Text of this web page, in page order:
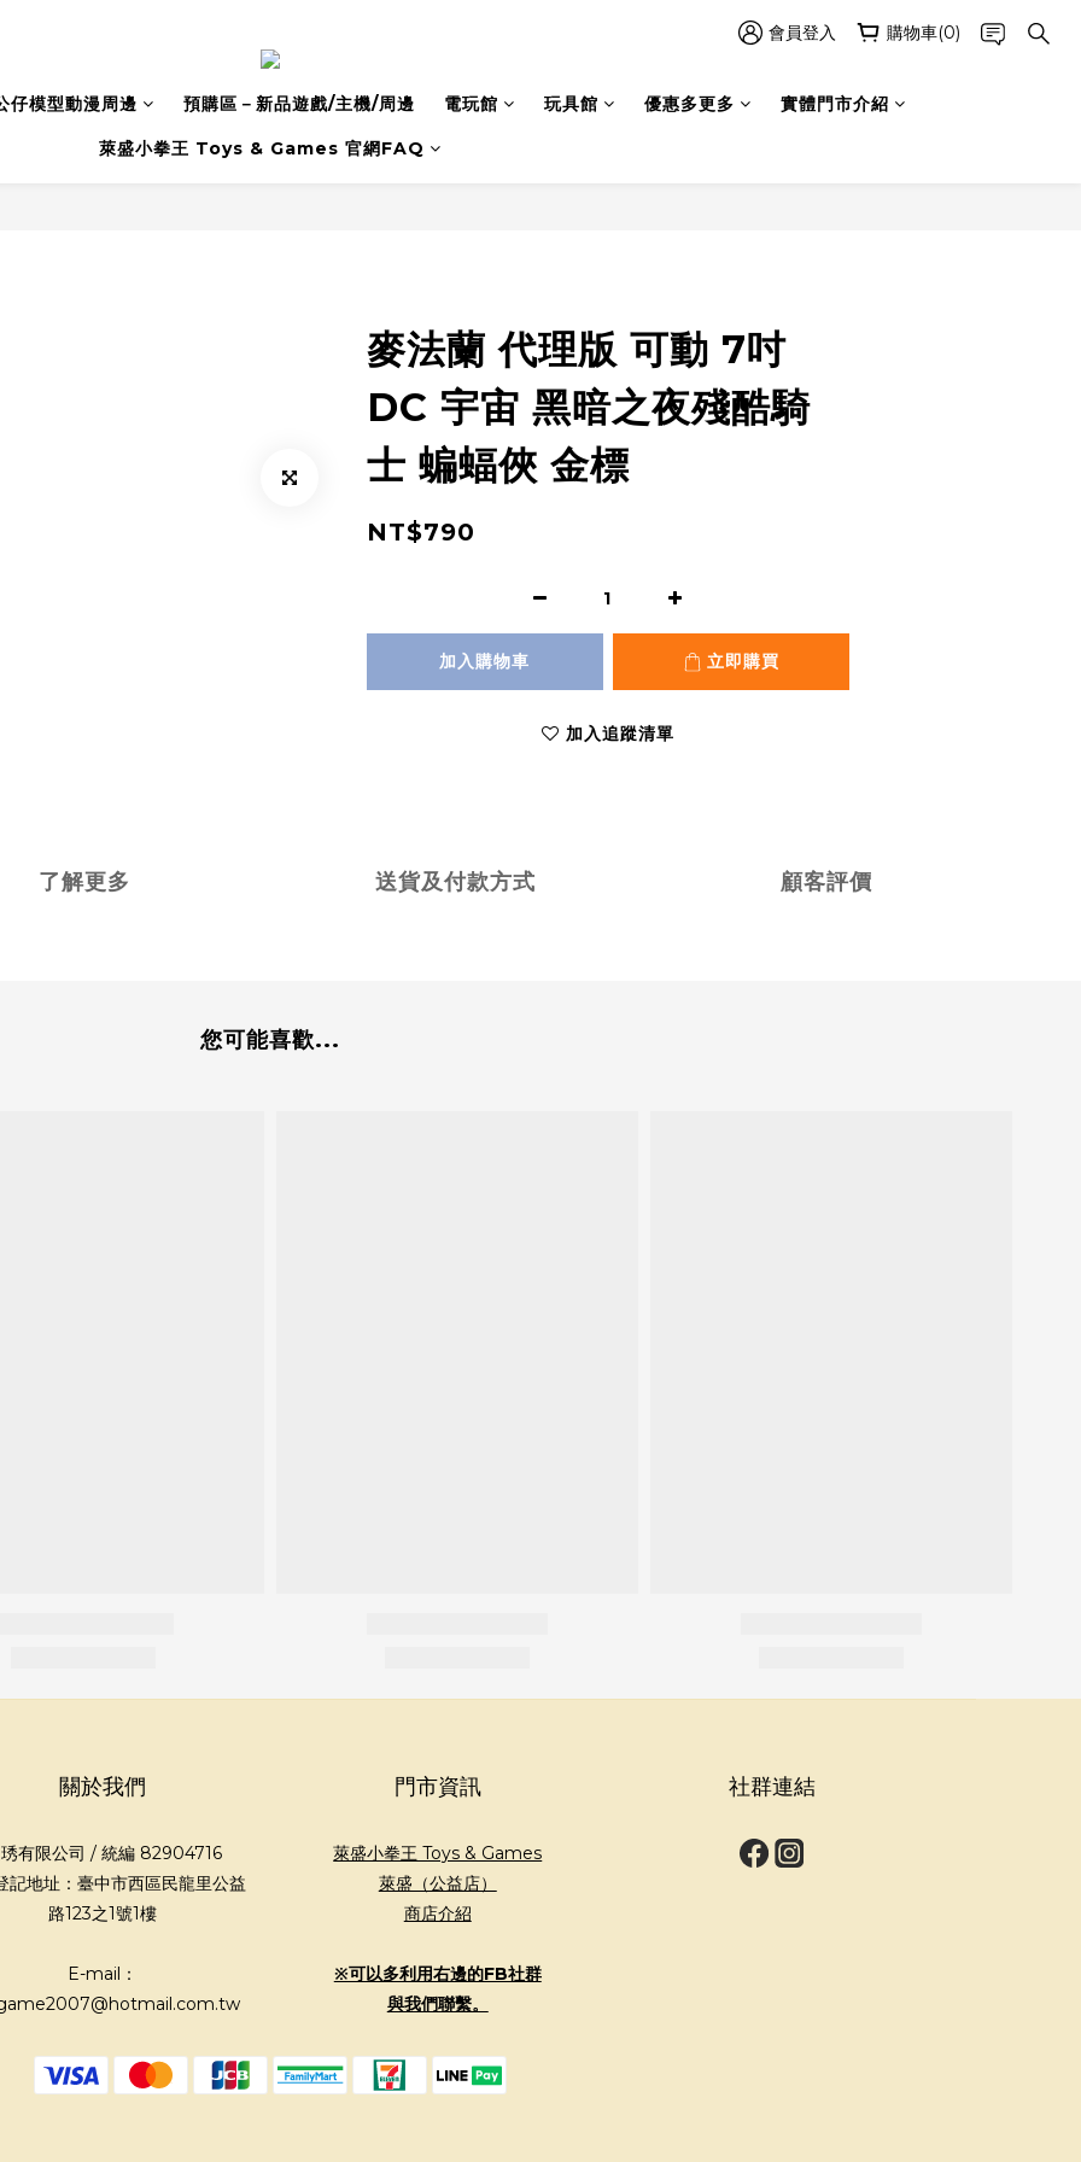
會員登入 購物車(0)
仔模型動漫周邊 預購區－新品遊戲/主機/周邊 電玩館 玩具館 優惠多更多 實體門市介紹
萊盛小拳王 Toys & Games 官網FAQ
麥法蘭 代理版 可動 7吋
DC 宇宙 黑暗之夜殘酷騎
士 蝙蝠俠 金標
NT$790
加入購物車 立即購買
加入追蹤清單
了解更多 送貨及付款方式 顧客評價
您可能喜歡...
關於我們
有限公司 / 統編 82904716
記地址：臺中市西區民龍里公益
路123之1號1樓
E-mail：
門市資訊
萊盛小拳王 Toys & Games
萊盛（公益店）
商店介紹
※可以多利用右邊的FB社群
與我們聯繫。
社群連結